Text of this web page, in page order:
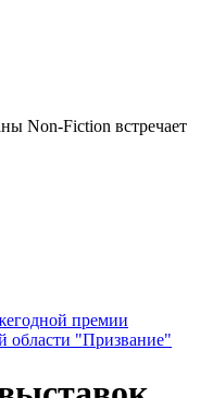
Non-Fiction встречает
премии
области "Призвание"